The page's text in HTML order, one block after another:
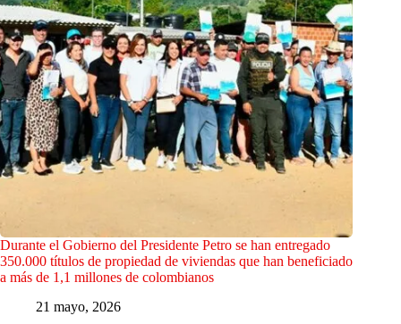
Durante el Gobierno del Presidente Petro se han entregado
350.000 títulos de propiedad de viviendas que han beneficiado
a más de 1,1 millones de colombianos
21 mayo, 2026